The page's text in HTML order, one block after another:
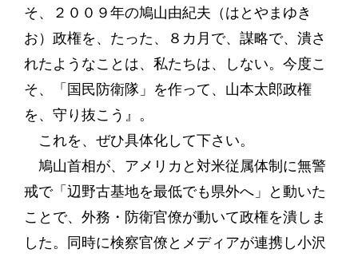
そ、２００９年の鳩山由紀夫（はとやまゆき
お）政権を、たった、８カ月で、謀略で、潰さ
れたようなことは、私たちは、しない。今度こ
そ、「国民防衛隊」を作って、山本太郎政権
を、守り抜こう』。
これを、ぜひ具体化して下さい。
鳩山首相が、アメリカと対米従属体制に無警
戒で「辺野古基地を最低でも県外へ」と動いた
ことで、外務・防衛官僚が動いて政権を潰しま
した。同時に検察官僚とメディアが連携し小沢